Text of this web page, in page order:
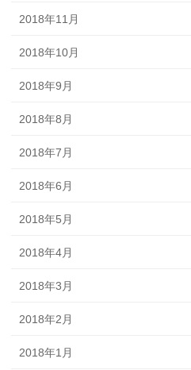
2018年11月
2018年10月
2018年9月
2018年8月
2018年7月
2018年6月
2018年5月
2018年4月
2018年3月
2018年2月
2018年1月